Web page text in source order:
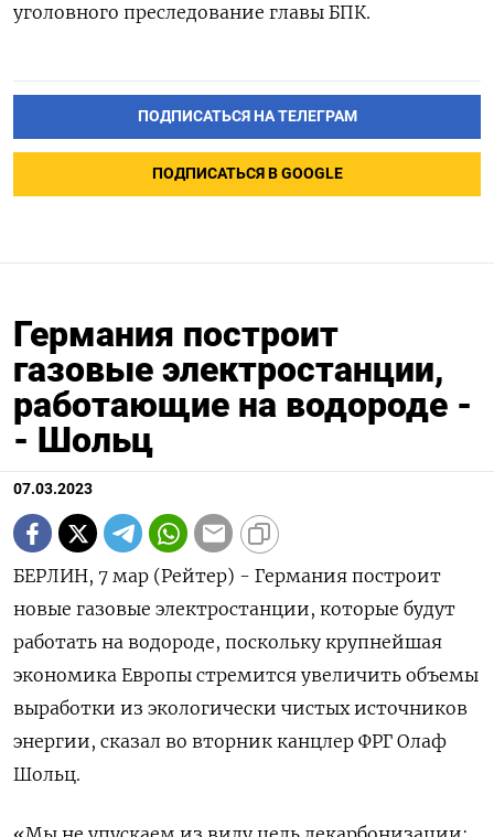
уголовного преследование главы БПК.
ПОДПИСАТЬСЯ НА ТЕЛЕГРАМ
ПОДПИСАТЬСЯ В GOOGLE
Германия построит
газовые электростанции,
работающие на водороде -
- Шольц
07.03.2023
БЕРЛИН, 7 мар (Рейтер) - Германия построит
новые газовые электростанции, которые будут
работать на водороде, поскольку крупнейшая
экономика Европы стремится увеличить объемы
выработки из экологически чистых источников
энергии, сказал во вторник канцлер ФРГ Олаф
Шольц.